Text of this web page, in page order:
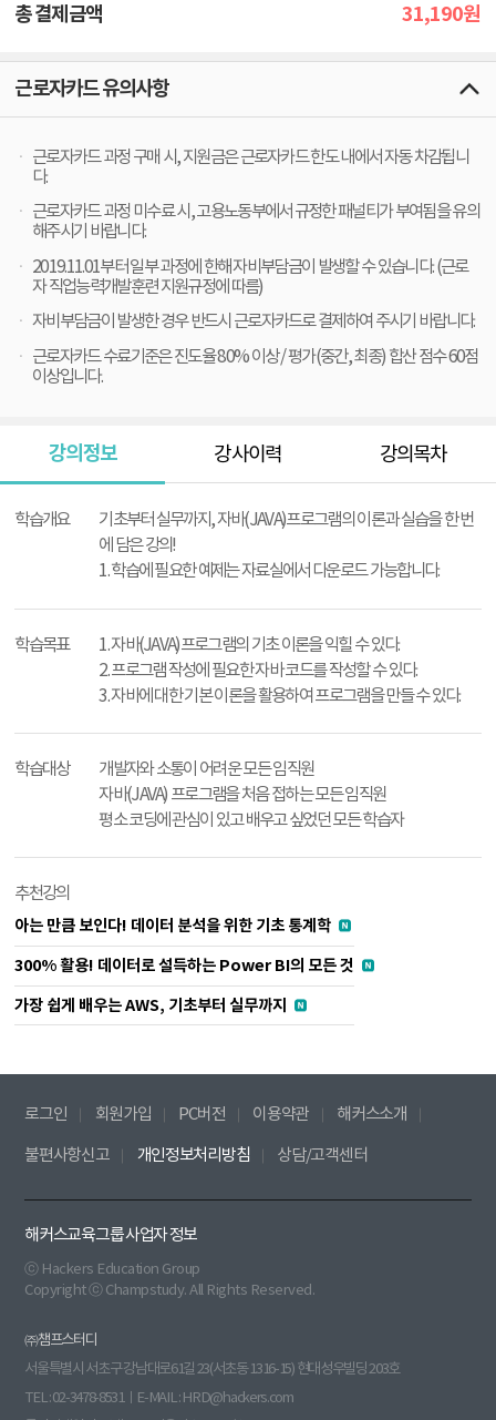
총 결제금액 31,190원
근로자카드 유의사항
근로자카드 과정 구매 시, 지원금은 근로자카드 한도 내에서 자동 차감됩니
다.
근로자카드 과정 미수료 시, 고용노동부에서 규정한 패널티가 부여됨을 유의
해주시기 바랍니다.
2019.11.01부터 일부 과정에 한해 자비부담금이 발생할 수 있습니다. (근로
자 직업능력개발훈련 지원규정에 따름)
자비부담금이 발생한 경우 반드시 근로자카드로 결제하여 주시기 바랍니다.
근로자카드 수료기준은 진도율 80% 이상 / 평가(중간, 최종) 합산 점수 60점
이상입니다.
강의정보 강사이력 강의목차
학습개요
기초부터 실무까지, 자바(JAVA)프로그램의 이론과 실습을 한 번
에 담은 강의!
1. 학습에 필요한 예제는 자료실에서 다운로드 가능합니다.
학습목표
1. 자바(JAVA)프로그램의 기초 이론을 익힐 수 있다.
2. 프로그램 작성에 필요한 자바 코드를 작성할 수 있다.
3. 자바에 대한 기본 이론을 활용하여 프로그램을 만들 수 있다.
학습대상
개발자와 소통이 어려운 모든 임직원
자바(JAVA) 프로그램을 처음 접하는 모든 임직원
평소 코딩에 관심이 있고 배우고 싶었던 모든 학습자
추천강의
아는 만큼 보인다! 데이터 분석을 위한 기초 통계학
300% 활용! 데이터로 설득하는 Power BI의 모든 것
가장 쉽게 배우는 AWS, 기초부터 실무까지
로그인 회원가입 PC버전 이용약관 해커스소개
불편사항신고 개인정보처리방침 상담/고객센터
해커스교육그룹 사업자 정보
ⓒ Hackers Education Group
Copyright ⓒ Champstudy. All Rights Reserved.
㈜챔프스터디
서울특별시 서초구 강남대로61길 23(서초동 1316-15) 현대성우빌딩 203호
TEL : 02-3478-8531ㅣE-MAIL : HRD@hackers.com